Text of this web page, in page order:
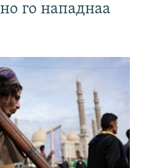
го нападнаа